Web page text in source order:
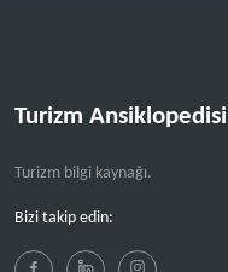
Turizm Ansiklopedisi
Turizm bilgi kaynağı.
Bizi takip edin: